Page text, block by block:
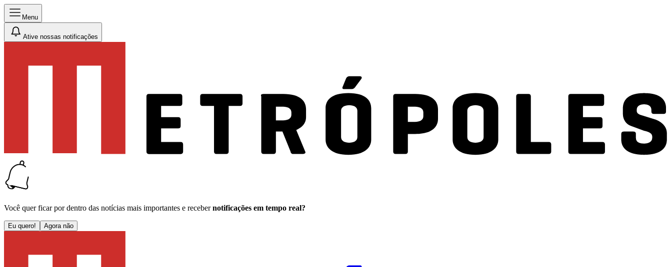
Menu
Ative nossas notificações
Você quer ficar por dentro das notícias mais importantes e receber notificações em tempo real?
Eu quero! Agora não